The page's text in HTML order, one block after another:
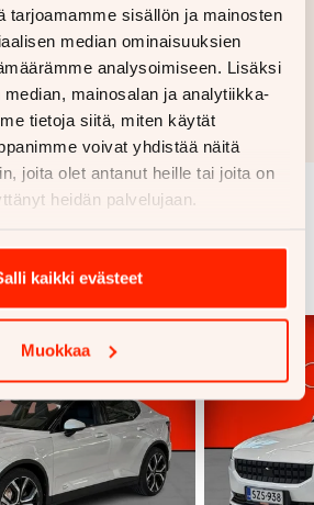
tarjoamamme sisällön ja mainosten
median ominaisuuksien
analysoimiseen. Lisäksi
mainosalan ja analytiikka-
tietoja siitä, miten käytät
voivat yhdistää näitä
joita olet antanut heille tai joita on
heidän palvelujaan.
kaikki evästeet
Muokkaa
rahoitustarjous
antava ja edellyttää hyväksytyn
ja kaskovakuutuksen.